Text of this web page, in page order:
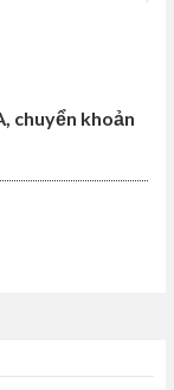
chuyển khoản